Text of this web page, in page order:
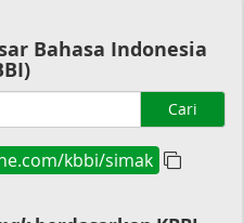
Bahasa Indonesia
Cari
kbbi/simak